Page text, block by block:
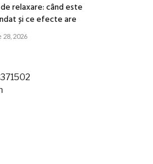
relaxare: când este
și ce efecte are
2026